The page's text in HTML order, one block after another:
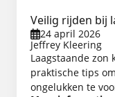
Veilig rijden bij
24 april 2026
Jeffrey Kleering
Laagstaande zon
praktische tips
ongelukken te